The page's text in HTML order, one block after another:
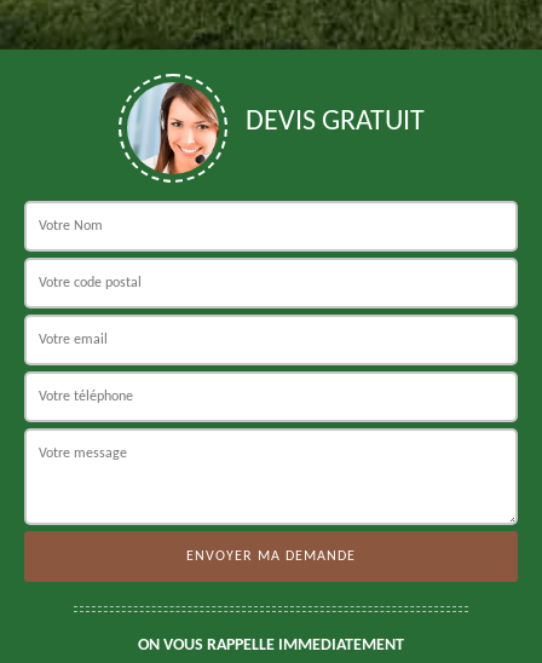
DEVIS GRATUIT
ON VOUS RAPPELLE IMMEDIATEMENT